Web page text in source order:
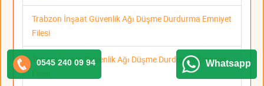
Trabzon İnşaat Güvenlik Ağı Düşme Durdurma Emniyet
Filesi
Tunceli İnşaat Güvenlik Ağı Düşme Durdurma Emniyet
0545 240 09 94 Whatsapp